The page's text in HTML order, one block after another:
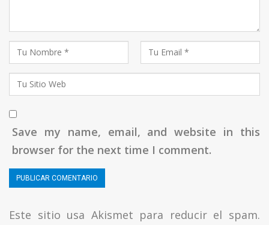
Save my name, email, and website in this
browser for the next time I comment.
Este sitio usa Akismet para reducir el spam.